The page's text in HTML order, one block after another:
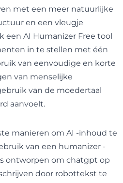
met een meer natuurlijke
en een vleugje
een AI Humanizer Free tool
in te stellen met één
van eenvoudige en korte
van menselijke
van de moedertaal
aanvoelt.
manieren om AI -inhoud te
van een humanizer -
ontworpen om chatgpt op
door robottekst te